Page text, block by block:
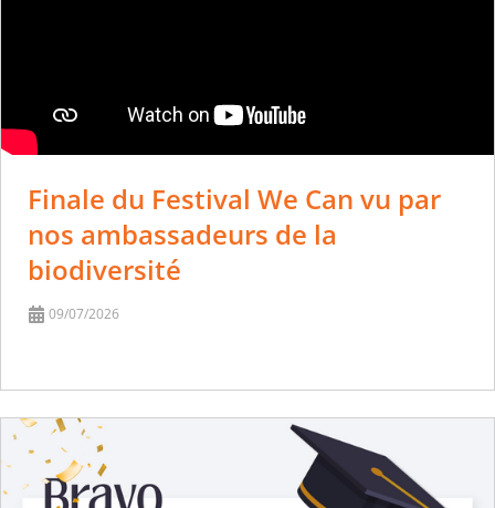
Finale du Festival We Can vu par
nos ambassadeurs de la
biodiversité
09/07/2026